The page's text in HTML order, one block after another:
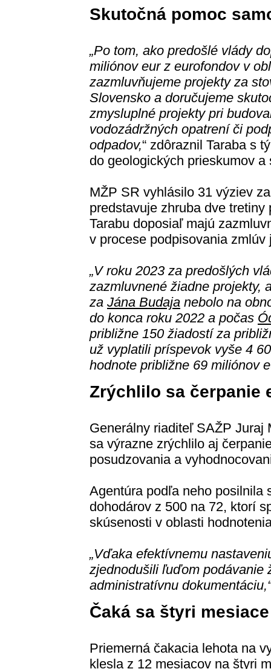
Skutočná pomoc
„Po tom, ako predošlé vlády
miliónov eur z eurofondov v
zazmluvňujeme projekty za
Slovensko a doručujeme
zmysluplné projekty pri
vodozádržných opatrení či
odpadov,“ zdôraznil Taraba s
do geologických prieskumov
MŽP SR vyhlásilo 31 výziev
predstavuje zhruba dve
Tarabu doposiaľ majú
v procese podpisovania
„V roku 2023 za predošlých
zazmluvnené žiadne projekty,
za Jána Budaja nebolo na
do konca roku 2022 a počas
približne 150 žiadostí za
už vyplatili príspevok vyše 4
hodnote približne 69 miliónov
Zrýchlilo sa čerpanie
Generálny riaditeľ SAŽP Juraj
sa výrazne zrýchlilo aj
posudzovania a
Agentúra podľa neho posilnila
dohodárov z 500 na 72, ktorí
skúsenosti v oblasti
„Vďaka efektívnemu
zjednodušili ľuďom podávanie
administratívnu dokumentáciu,“
Čaká sa štyri mesiace
Priemerná čakacia lehota na
klesla z 12 mesiacov na štyri